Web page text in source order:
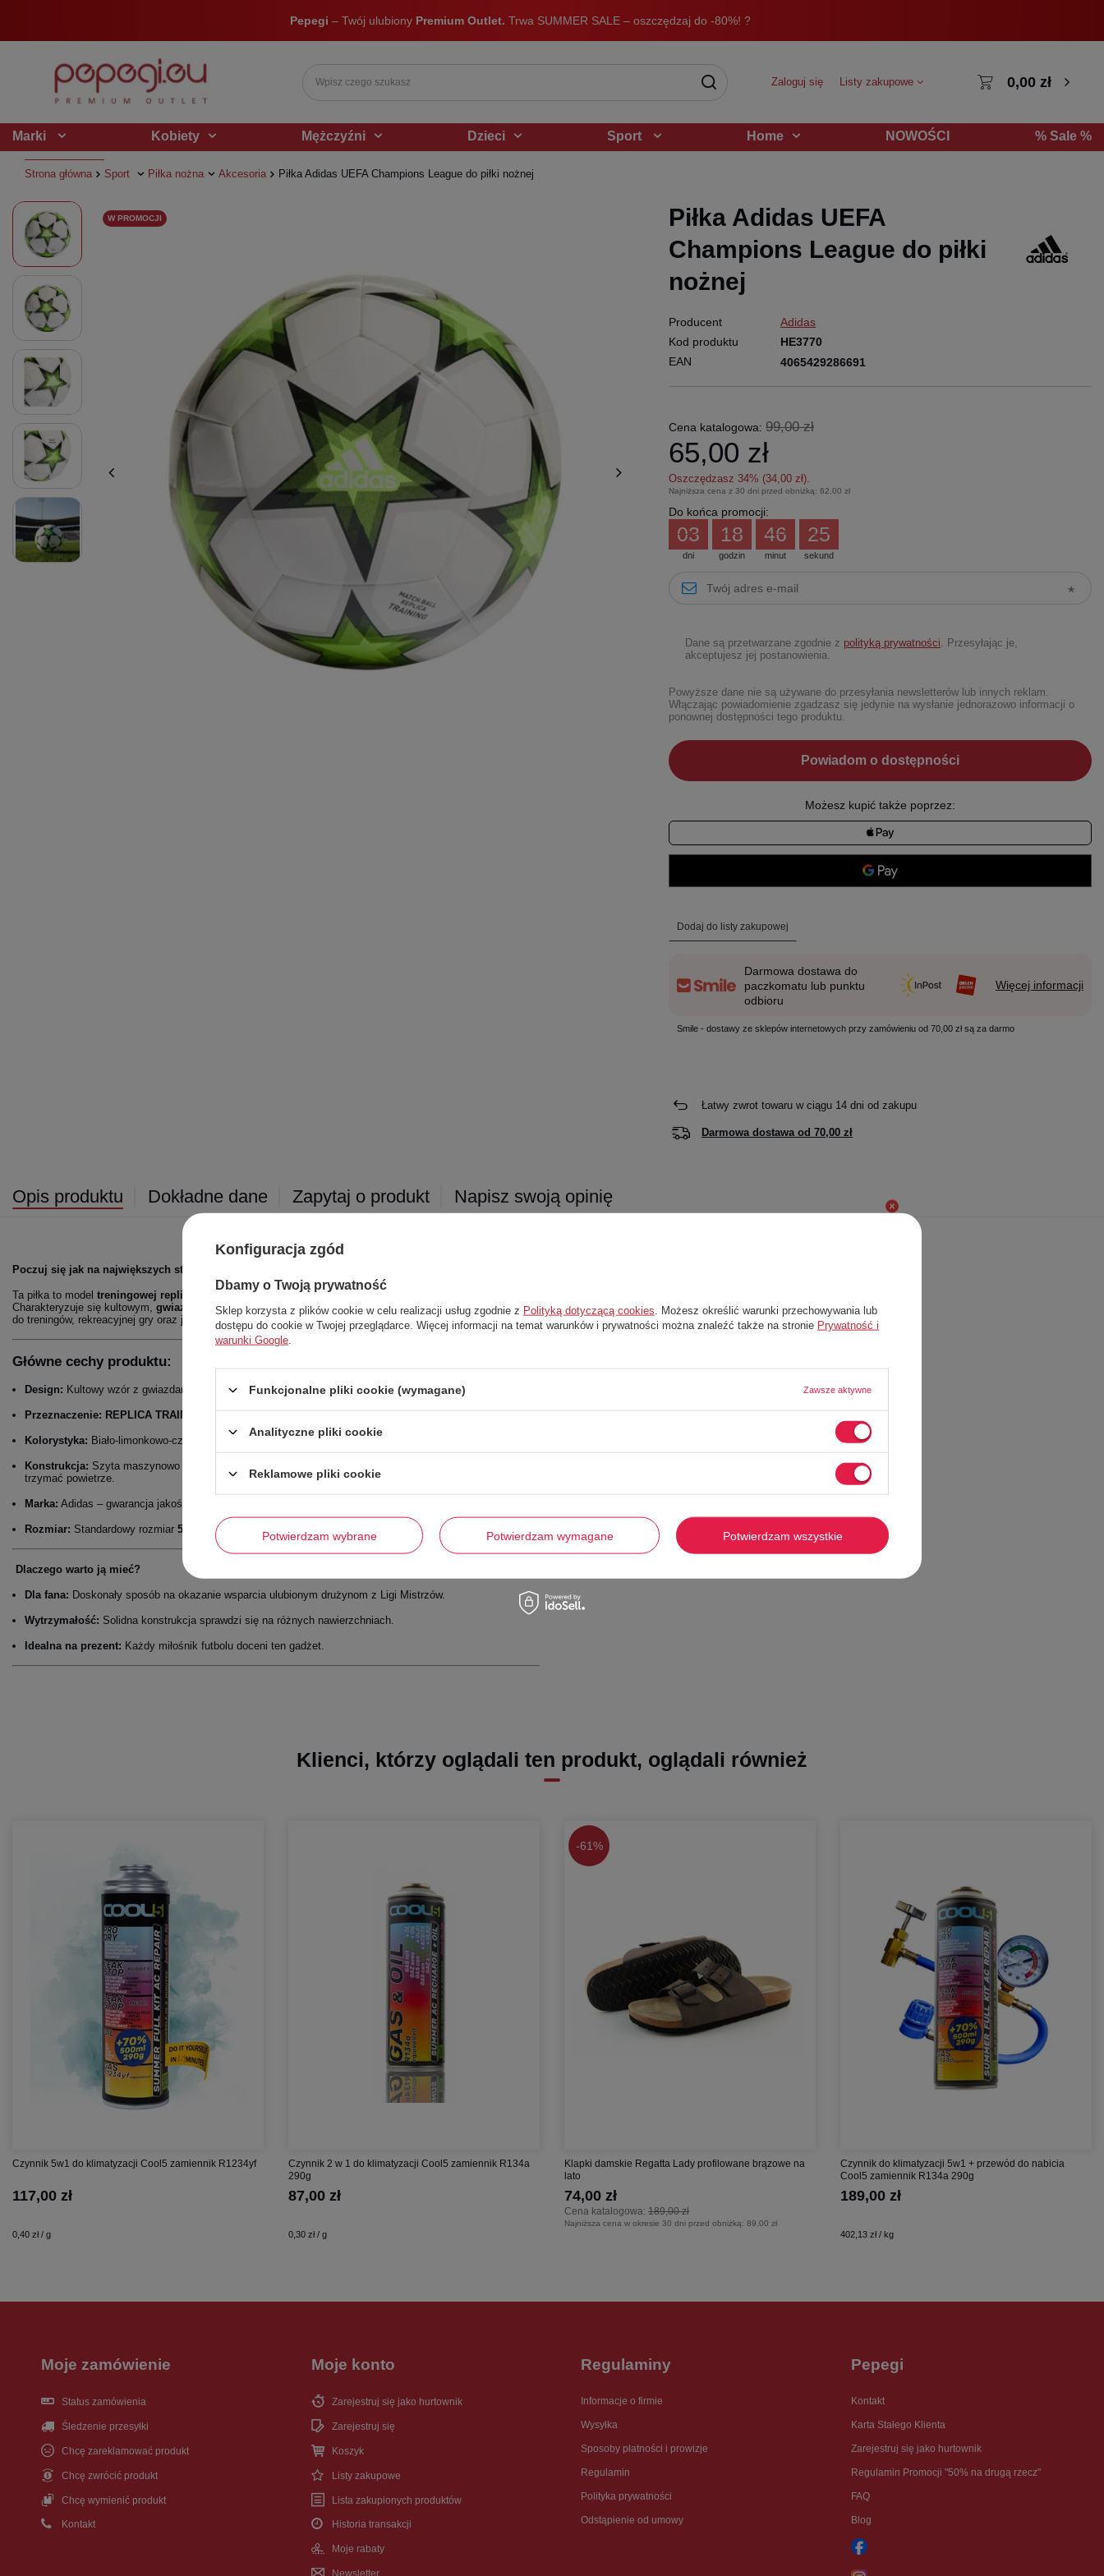
Pepegi – Twój ulubiony Premium Outlet. Trwa SUMMER SALE – oszczędzaj do -80%! ?
Zaloguj się Listy zakupowe 0,00 zł
Marki Kobiety Mężczyźni Dzieci Sport Home NOWOŚCI % Sale %
Strona główna Sport Piłka nożna Akcesoria Piłka Adidas UEFA Champions League do piłki nożnej
W PROMOCJI
Piłka Adidas UEFA
Champions League do piłki
nożnej
Producent
Adidas
Kod produktu
HE3770
EAN
4065429286691
Cena katalogowa: 99,00 zł
65,00 zł
Oszczędzasz 34% (34,00 zł).
Najniższa cena z 30 dni przed obniżką: 62,00 zł
Do końca promocji:
dni
03
godzin
18
minut
46
sekund
25
Dane są przetwarzane zgodnie z polityką prywatności. Przesyłając je,
akceptujesz jej postanowienia.
Powyższe dane nie są używane do przesyłania newsletterów lub innych reklam.
Włączając powiadomienie zgadzasz się jedynie na wysłanie jednorazowo informacji o
ponownej dostępności tego produktu.
Powiadom o dostępności
Możesz kupić także poprzez:
Dodaj do listy zakupowej
Darmowa dostawa do
paczkomatu lub punktu
odbioru
Więcej informacji
Smile - dostawy ze sklepów internetowych przy zamówieniu od 70,00 zł są za darmo
Łatwy zwrot towaru w ciągu 14dni od zakupu
Darmowa dostawa od 70,00 zł
Opis produktu Dokładne dane Zapytaj o produkt Napisz swoją opinię
Poczuj się jak na największych stadionach Europy!
Ta piłka to model treningowej repliki słynnej piłki używanej w rozgrywkach
Charakteryzuje się kultowym, gwiazdowym wzoremi żywą,limonkowąkolorystyką na białym tle. Idealna
do treningów, rekreacyjnej gry oraz jako gadżet dla każdego fana Ligi Mistrzów.
Główne cechy produktu:
Design: Kultowy wzór z gwiazdami, inspirowany oficjalną piłką Ligi Mistrzów.
Przeznaczenie: REPLICA TRAINING
Kolorystyka: Biało-limonkowo-czarna – nowoczesna i świetnie widoczna.
Konstrukcja: Szyta maszynowo dla trwałego kształtu i wytrzymałości. Butylowy pęcherz pozwala na dłużej
trzymać powietrze.
Marka: Adidas – gwarancja jakości i niezawodności.
Rozmiar: Standardowy rozmiar 5
Dlaczego warto ją mieć?
Dla fana: Doskonały sposób na okazanie wsparcia ulubionym drużynom z Ligi Mistrzów.
Wytrzymałość: Solidna konstrukcja sprawdzi się na różnych nawierzchniach.
Idealna na prezent: Każdy miłośnik futbolu doceni ten gadżet.
Klienci, którzy oglądali ten produkt, oglądali również
Czynnik 5w1 do klimatyzacji Cool5 zamiennik R1234yf
117,00 zł
0,40 zł / g
Czynnik 2 w 1 do klimatyzacji Cool5 zamiennik R134a
290g
87,00 zł
0,30 zł / g
-61%
Klapki damskie Regatta Lady profilowane brązowe na
lato
Cena katalogowa: 189,00 zł
74,00 zł
Najniższa cena w okresie 30 dni przed obniżką: 89,00 zł
Czynnik do klimatyzacji 5w1 + przewód do nabicia
Cool5 zamiennik R134a 290g
189,00 zł
402,13 zł / kg
Moje zamówienie
Status zamówienia
Śledzenie przesyłki
Chcę zareklamować produkt
Chcę zwrócić produkt
Chcę wymienić produkt
Kontakt
Moje konto
Zarejestruj się jako hurtownik
Zarejestruj się
Koszyk
Listy zakupowe
Lista zakupionych produktów
Historia transakcji
Moje rabaty
Newsletter
Regulaminy
Informacje o firmie
Wysyłka
Sposoby płatności i prowizje
Regulamin
Polityka prywatności
Odstąpienie od umowy
Pepegi
Kontakt
Karta Stałego Klienta
Zarejestruj się jako hurtownik
Regulamin Promocji "50% na drugą rzecz"
FAQ
Blog
ODBIERZ DODATKOWYRABAT 10 %NA PIERWSZE
ZAMÓWIENIE
* Klikająć „Zapisz się” akceptujesz naszą politykę prywatność. Jeżeli chcesz
Konfiguracja zgód
Dbamy o Twoją prywatność
Sklep korzysta z plików cookie w celu realizacji usług zgodnie z Polityką dotyczącą cookies . Możesz określić warunki przechowywania lub
dostępu do cookie w Twojej przeglądarce. Więcej informacji na temat warunków i prywatności można znaleźć także na stronie Prywatność i
warunki Google
Funkcjonalne pliki cookie (wymagane) Zawsze aktywne
Analityczne pliki cookie
Reklamowe pliki cookie
Potwierdzam wybrane Potwierdzam wymagane Potwierdzam wszystkie